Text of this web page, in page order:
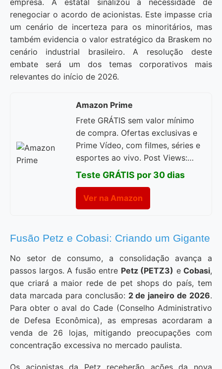
empresa. A estatal sinalizou a necessidade de
renegociar o acordo de acionistas. Este impasse cria
um cenário de incerteza para os minoritários, mas
também evidencia o valor estratégico da Braskem no
cenário industrial brasileiro. A resolução deste
embate será um dos temas corporativos mais
relevantes do início de 2026.
Amazon Prime
Frete GRÁTIS sem valor mínimo
de compra. Ofertas exclusivas e
Prime Vídeo, com filmes, séries e
esportes ao vivo. Post Views:…
Teste GRÁTIS por 30 dias
Ver na Amazon
Fusão Petz e Cobasi: Criando um Gigante
No setor de consumo, a consolidação avança a
passos largos. A fusão entre Petz (PETZ3) e Cobasi,
que criará a maior rede de pet shops do país, tem
data marcada para conclusão: 2 de janeiro de 2026.
Para obter o aval do Cade (Conselho Administrativo
de Defesa Econômica), as empresas acordaram a
venda de 26 lojas, mitigando preocupações com
concentração excessiva no mercado paulista.